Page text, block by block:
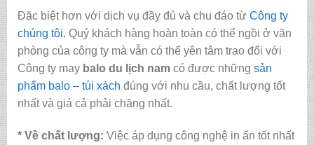
Đặc biệt hơn với dịch vụ đầy đủ và chu đáo từ Công ty
chúng tôi. Quý khách hàng hoàn toàn có thể ngồi ở văn
phòng của công ty mà vẫn có thể yên tâm trao đổi với
Công ty maybalo du lịch nam có được những sản
phẩm balo – túi xách đúng với nhu cầu, chất lượng tốt
nhất và giá cả phải chăng nhất.
* Về chất lượng: Việc áp dụng công nghệ in ấn tốt nhất